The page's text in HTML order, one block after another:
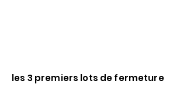
les 3 premiers lots de fermeture